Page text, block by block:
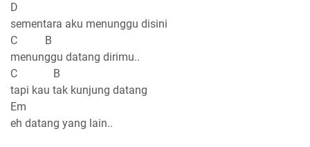
D
sementara aku menunggu disini
C B
menunggu datang dirimu..
C B
tapi kau tak kunjung datang
Em
eh datang yang lain..